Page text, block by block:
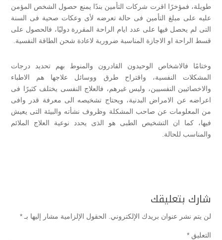
طويلة، فمؤخرًا اقرت شركات التأمين بندًا يمنع حصول الشخص المؤمن
عليه على مبلغ التأمين فى حالة تعرضه لأى وعكات صحية فى السنة
التى لم يحصل فيها على عدد ايام الراحة المقررة دوليًا، فالحصول على
قسط الراحة او الاجازة المناسبة ضرورية لاعادة شحن الطاقة النفسية.
وختامًا فالاشخاص الوحيدون القادرون والمنوط بهم تحديد درجات
المشكلات النفسية، واقتراح طرق ووسائل علاجها هم الاطباء
والاخصائيين النفسيين، وليس غيرهم، فالعلاج النفسى يختلف كثيرًا فى
اعراضه عن الامراض البدنية، ويحتاج تشخيصه الى معرفة قدر وافى
من المعلومات عن صاحب المشكلة وظروف نشأته والبيئة التى يعيش
فيها، كما ان التشخيص الطبى هو الذى يحدد نوعية العلاج الملائم
والمناسب للحالة.
شارك بتعليقك
لن يتم نشر عنوان بريدك الإلكتروني. الحقول الإلزامية مشار إليها بـ *
التعليق *